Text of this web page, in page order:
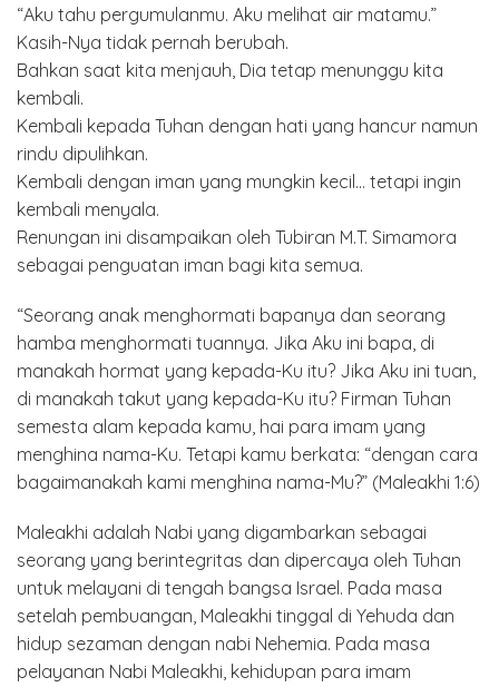
“Aku tahu pergumulanmu. Aku melihat air matamu.”
Kasih-Nya tidak pernah berubah.
Bahkan saat kita menjauh, Dia tetap menunggu kita
kembali.
Kembali kepada Tuhan dengan hati yang hancur namun
rindu dipulihkan.
Kembali dengan iman yang mungkin kecil… tetapi ingin
kembali menyala.
Renungan ini disampaikan oleh Tubiran M.T. Simamora
sebagai penguatan iman bagi kita semua.
“Seorang anak menghormati bapanya dan seorang
hamba menghormati tuannya. Jika Aku ini bapa, di
manakah hormat yang kepada-Ku itu? Jika Aku ini tuan,
di manakah takut yang kepada-Ku itu? Firman Tuhan
semesta alam kepada kamu, hai para imam yang
menghina nama-Ku. Tetapi kamu berkata: “dengan cara
bagaimanakah kami menghina nama-Mu?” (Maleakhi 1:6)
Maleakhi adalah Nabi yang digambarkan sebagai
seorang yang berintegritas dan dipercaya oleh Tuhan
untuk melayani di tengah bangsa Israel. Pada masa
setelah pembuangan, Maleakhi tinggal di Yehuda dan
hidup sezaman dengan nabi Nehemia. Pada masa
pelayanan Nabi Maleakhi, kehidupan para imam